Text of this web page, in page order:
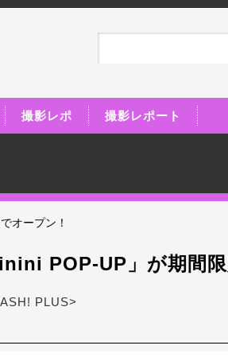
撮影レポ 撮影レポート
オープン！
POP-UP」が期間
PLUS>